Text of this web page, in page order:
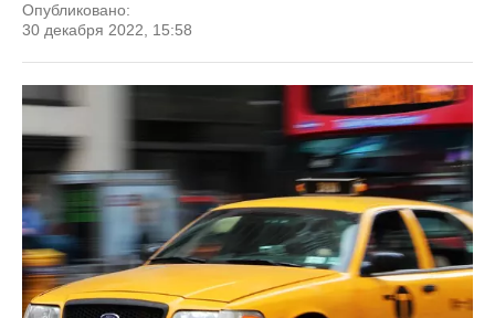
Опубликовано:
30 декабря 2022, 15:58